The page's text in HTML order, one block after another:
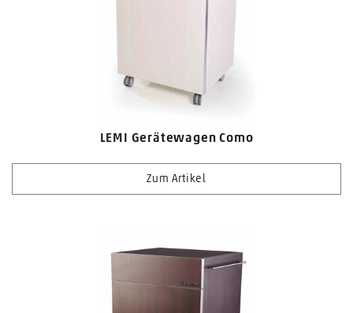
LEMI Gerätewagen Como
Zum Artikel